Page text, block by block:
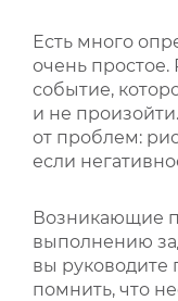
Есть много
очень простое.
событие,
и не
от проблем:
если
Возникающие
выполнению
вы руководите
помнить, что